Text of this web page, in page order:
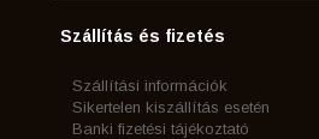
Szállítás és fizetés
Szállítási információk
Sikertelen kiszállítás esetén
Banki fizetési tájékoztató